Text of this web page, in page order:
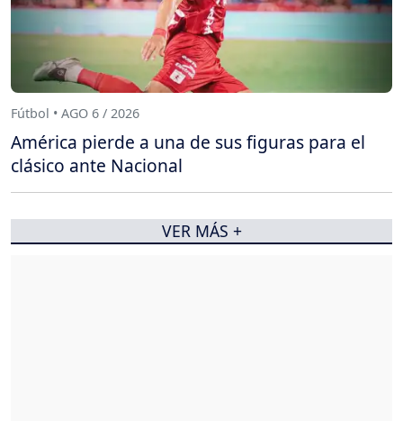
Fútbol • AGO 6 / 2026
América pierde a una de sus figuras para el
clásico ante Nacional
VER MÁS +